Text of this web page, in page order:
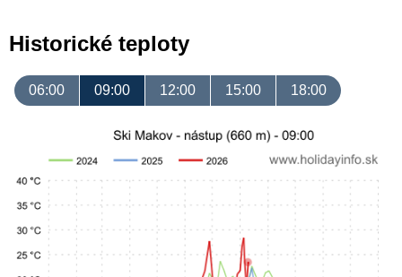
Historické teploty
06:00 09:00 12:00 15:00 18:00